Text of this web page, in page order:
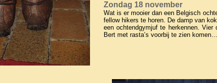
Zondag 18 november
Wat is er mooier dan een Belgisch
fellow hikers te horen. De damp van
een ochtendgymjuf te herkennen. Vier
Bert met rasta’s voorbij te zien